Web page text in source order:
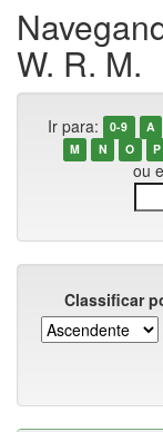
W. R. M.
Ir para: 0-9 A
M
N O P
ou
Classificar